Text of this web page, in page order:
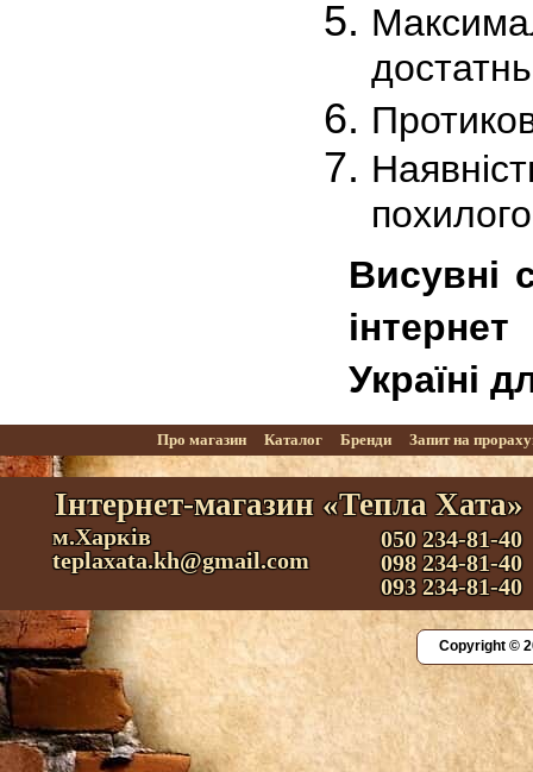
Висувні
інтернет
Україні
Про магазин Каталог Бренди Запит на
Інтернет-магазин «Тепла Хата»
м.Харків
teplaxata.kh@gmail.com
050 234-81-40
098 234-81-40
093 234-81-40
Copyright ©